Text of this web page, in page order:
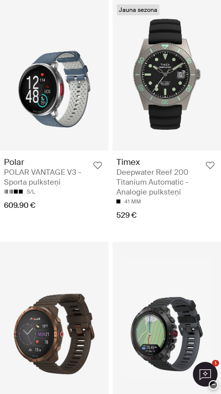
Polar
POLAR VANTAGE V3 -
Sporta pulksteņi
S/L
609.90 €
Jauna sezona
Timex
Deepwater Reef 200
Titanium Automatic -
Analogie pulksteņi
41 MM
529 €
1
−